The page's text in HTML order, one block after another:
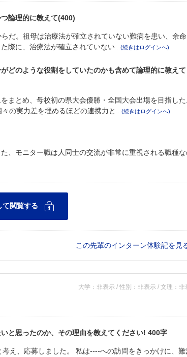
論理的に教えて(400)
だ。祖母は治療法が確立されていない難病を患い、余
際に、治療法が確立されていない
どのような役割をしていたのかも含めて論理的に教えて
まとめ、母校初の県大会優勝・全国大会出場を目指した
の実力差を埋めるほどの連携力と
、モニター職は人同士の交流が非常に重視される職種
この先輩のインターン体験記を見
大学：非表示 / 性別：非表示 / 文理：非
と思ったのか、その理由を教えてください! 400字
え、応募しました。 私は----への訪問をきっかけに、難